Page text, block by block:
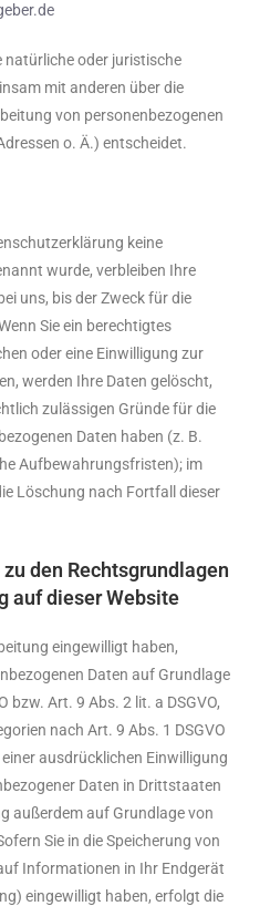
natürliche oder juristische
mit anderen über die
von personenbezogenen
o. Ä.) entscheidet.
keine
wurde, verbleiben Ihre
uns, bis der Zweck für die
Sie ein berechtigtes
oder eine Einwilligung zur
werden Ihre Daten gelöscht,
zulässigen Gründe für die
Daten haben (z. B.
Aufbewahrungsfristen); im
Löschung nach Fortfall dieser
den Rechtsgrundlagen
auf dieser Website
eingewilligt haben,
Daten auf Grundlage
bzw. Art. 9 Abs. 2 lit. a DSGVO,
nach Art. 9 Abs. 1 DSGVO
ausdrücklichen Einwilligung
Daten in Drittstaaten
außerdem auf Grundlage von
Sie in die Speicherung von
Informationen in Ihr Endgerät
eingewilligt haben, erfolgt die